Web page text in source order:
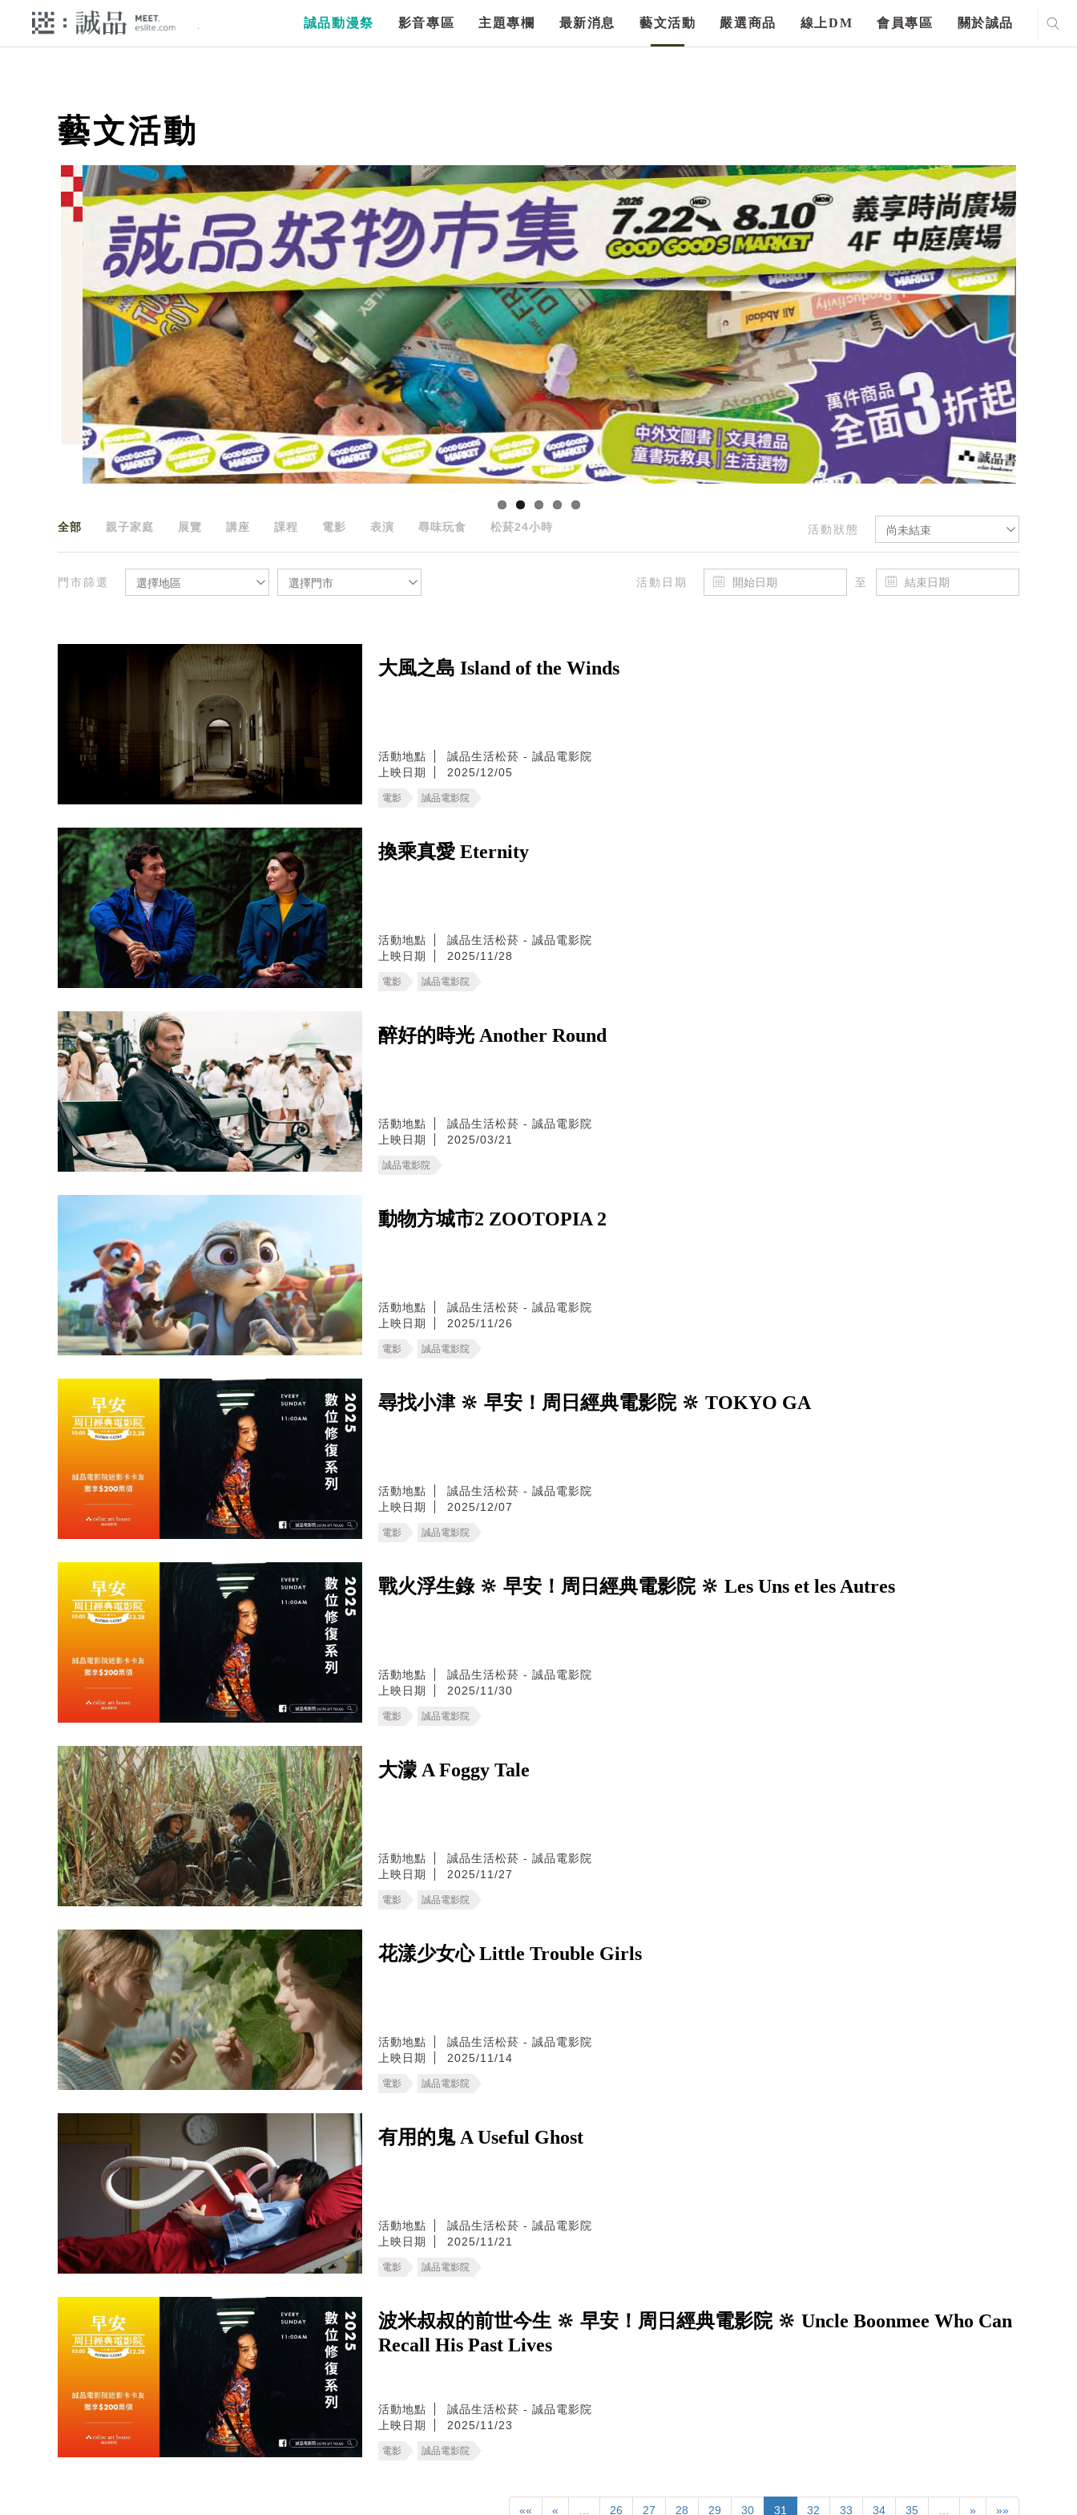
誠品動漫祭 影音專區 主題專欄 最新消息 藝文活動 嚴選商品 線上DM 會員專區 關於誠品
藝文活動
活動狀態 尚未結束
全部 親子家庭 展覽 講座 課程 電影 表演 尋味玩食 松菸24小時
門市篩選 選擇地區 選擇門市 活動日期 至
大風之島 Island of the Winds
活動地點
誠品生活松菸 - 誠品電影院
上映日期
2025/12/05
電影 誠品電影院
換乘真愛 Eternity
活動地點
誠品生活松菸 - 誠品電影院
上映日期
2025/11/28
電影 誠品電影院
醉好的時光 Another Round
活動地點
誠品生活松菸 - 誠品電影院
上映日期
2025/03/21
誠品電影院
動物方城市2 ZOOTOPIA 2
活動地點
誠品生活松菸 - 誠品電影院
上映日期
2025/11/26
電影 誠品電影院
尋找小津 🔆 早安！周日經典電影院 🔆 TOKYO GA
活動地點
誠品生活松菸 - 誠品電影院
上映日期
2025/12/07
電影 誠品電影院
戰火浮生錄 🔆 早安！周日經典電影院 🔆 Les Uns et les Autres
活動地點
誠品生活松菸 - 誠品電影院
上映日期
2025/11/30
電影 誠品電影院
大濛 A Foggy Tale
活動地點
誠品生活松菸 - 誠品電影院
上映日期
2025/11/27
電影 誠品電影院
花漾少女心 Little Trouble Girls
活動地點
誠品生活松菸 - 誠品電影院
上映日期
2025/11/14
電影 誠品電影院
有用的鬼 A Useful Ghost
活動地點
誠品生活松菸 - 誠品電影院
上映日期
2025/11/21
電影 誠品電影院
波米叔叔的前世今生 🔆 早安！周日經典電影院 🔆 Uncle Boonmee Who Can
Recall His Past Lives
活動地點
誠品生活松菸 - 誠品電影院
上映日期
2025/11/23
電影 誠品電影院
«« « 26 27 28 29 30 31 32 33 34 35 » »»